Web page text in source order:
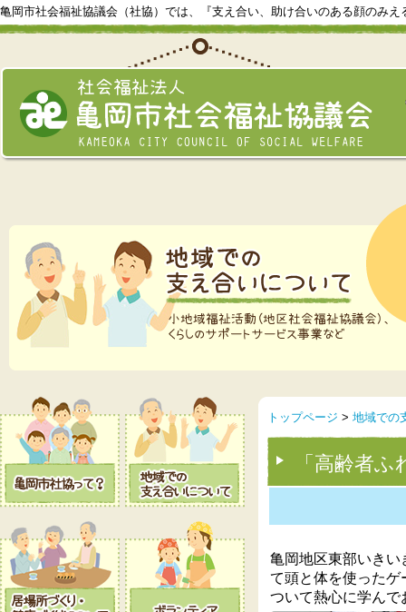
亀岡市社会福祉協議会（社協）では、『支え合い、助け合いのある顔のみ
トップページ > 地域での
「高齢者
亀岡地区東部いきい
て頭と体を使ったゲ
ついて熱心に学んで